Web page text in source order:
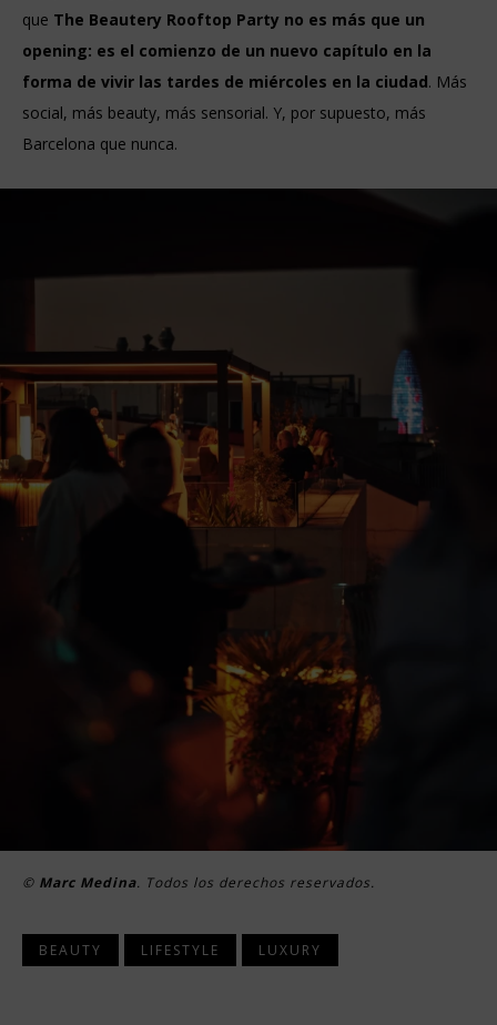
que The Beautery Rooftop Party no es más que un
opening: es el comienzo de un nuevo capítulo en la
forma de vivir las tardes de miércoles en la ciudad. Más
social, más beauty, más sensorial. Y, por supuesto, más
Barcelona que nunca.
© Marc Medina. Todos los derechos reservados.
BEAUTY LIFESTYLE LUXURY